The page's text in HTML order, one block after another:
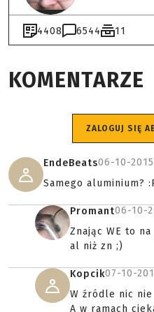
4408 6544 11
KOMENTARZE
ZALOGUJ SIĘ
EndeBeats06-10-
Samego aluminium?
Promant06-10-
Znając WE to
al niż zn ;)
Kopcik07-10-
W źródle nic
A w ramach